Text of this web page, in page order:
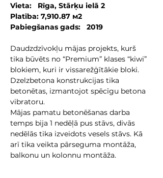
Vieta:   Rīga, Stārķu ielā 2
Platība: 7,910.87 м2
Pabiegšanas gads:   2019
Daudzdzīvokļu mājas projekts, kurš
tika būvēts no “Premium” klases “kiwi”
blokiem, kuri ir vissarežģītākie bloki.
Dzelzbetona konstrukcijas tika
betonētas, izmantojot spēcīgu betona
vibratoru.
Mājas pamatu betonēšanas darba
temps bija 1 nedēļā pus stāvs, divās
nedēlās tika izveidots vesels stāvs. Kā
arī tika veikta pārseguma montāža,
balkonu un kolonnu montāža.